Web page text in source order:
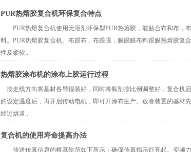
PUR热熔胶复合机环保复合特点
PUR热熔复合机使用无溶剂环保型PUR热熔胶，能贴合布和布，
料。PUR热熔胶复合机、布跟布，布跟膜，膜跟膜布料跟膜热熔胶复
性及柔软..
热熔胶涂布机的涂布上胶运行过程
按走线方向将基材各导辊装好，同时将黏剂按比例调整好，复合机
的设定温度后，再开启传动电机，即可开涂布生产。放卷装置的基材
经过烘道..
复合机的使用寿命提高办法
传送传真信息的根基轨范如下所示：确保传真指示灯亮起。变频